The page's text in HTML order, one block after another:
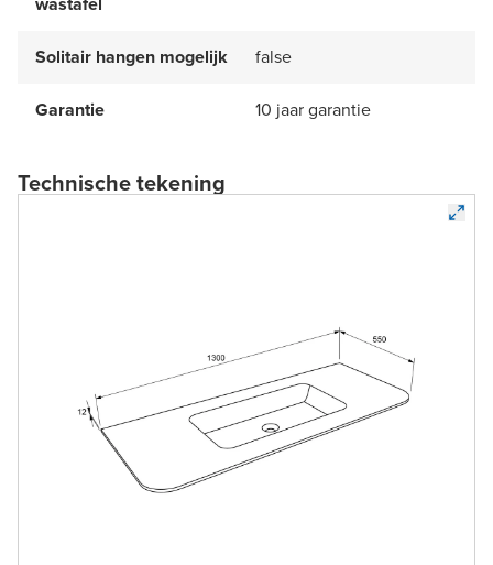
Solitair hangen mogelijk false
Garantie 10 jaar garantie
Technische tekening